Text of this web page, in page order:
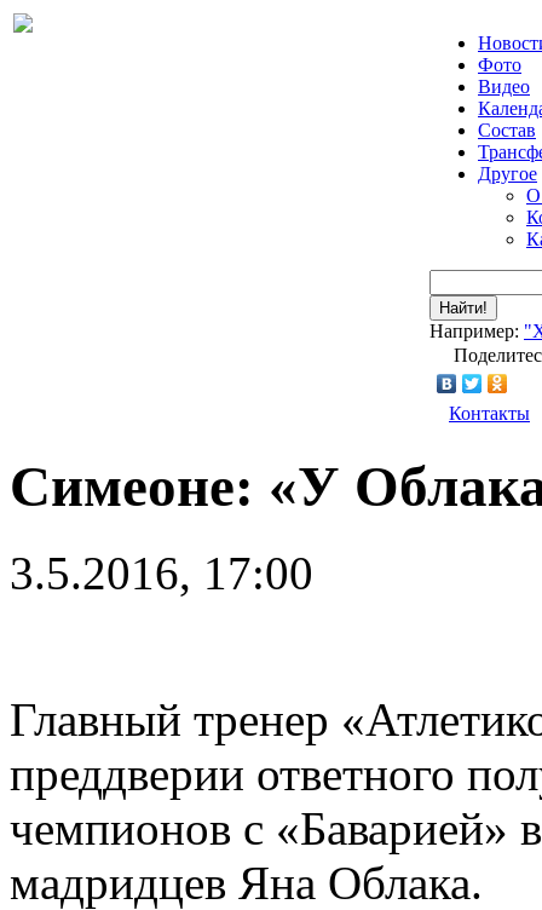
Фото
Видео
Состав
Другое
О
Найти!
Например:
Контакты
Симеоне: «У
3.5.2016, 17:00
Главный тренер
преддверии ответного
чемпионов с «Баварией»
мадридцев Яна Облака.